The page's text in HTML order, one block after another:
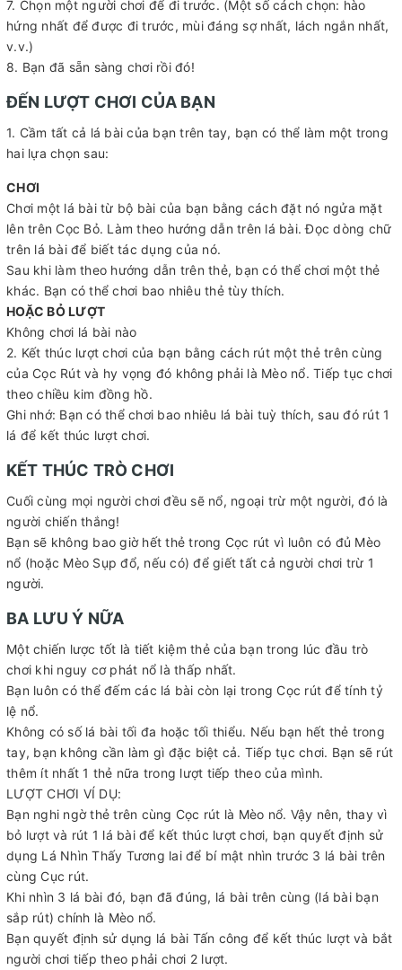
7. Chọn một người chơi để đi trước. (Một số cách chọn: hào
hứng nhất để được đi trước, mùi đáng sợ nhất, lách ngắn nhất,
v.v.)
8. Bạn đã sẵn sàng chơi rồi đó!
ĐẾN LƯỢT CHƠI CỦA BẠN
1. Cầm tất cả lá bài của bạn trên tay, bạn có thể làm một trong
hai lựa chọn sau:
CHƠI
Chơi một lá bài từ bộ bài của bạn bằng cách đặt nó ngửa mặt
lên trên Cọc Bỏ. Làm theo hướng dẫn trên lá bài. Đọc dòng chữ
trên lá bài để biết tác dụng của nó.
Sau khi làm theo hướng dẫn trên thẻ, bạn có thể chơi một thẻ
khác. Bạn có thể chơi bao nhiêu thẻ tùy thích.
HOẶC BỎ LƯỢT
Không chơi lá bài nào
2. Kết thúc lượt chơi của bạn bằng cách rút một thẻ trên cùng
của Cọc Rút và hy vọng đó không phải là Mèo nổ. Tiếp tục chơi
theo chiều kim đồng hồ.
Ghi nhớ: Bạn có thể chơi bao nhiêu lá bài tuỳ thích, sau đó rút 1
lá để kết thúc lượt chơi.
KẾT THÚC TRÒ CHƠI
Cuối cùng mọi người chơi đều sẽ nổ, ngoại trừ một người, đó là
người chiến thắng!
Bạn sẽ không bao giờ hết thẻ trong Cọc rút vì luôn có đủ Mèo
nổ (hoặc Mèo Sụp đổ, nếu có) để giết tất cả người chơi trừ 1
người.
BA LƯU Ý NỮA
Một chiến lược tốt là tiết kiệm thẻ của bạn trong lúc đầu trò
chơi khi nguy cơ phát nổ là thấp nhất.
Bạn luôn có thể đếm các lá bài còn lại trong Cọc rút để tính tỷ
lệ nổ.
Không có số lá bài tối đa hoặc tối thiểu. Nếu bạn hết thẻ trong
tay, bạn không cần làm gì đặc biệt cả. Tiếp tục chơi. Bạn sẽ rút
thêm ít nhất 1 thẻ nữa trong lượt tiếp theo của mình.
LƯỢT CHƠI VÍ DỤ:
Bạn nghi ngờ thẻ trên cùng Cọc rút là Mèo nổ. Vậy nên, thay vì
bỏ lượt và rút 1 lá bài để kết thúc lượt chơi, bạn quyết định sử
dụng Lá Nhìn Thấy Tương lai để bí mật nhìn trước 3 lá bài trên
cùng Cục rút.
Khi nhìn 3 lá bài đó, bạn đã đúng, lá bài trên cùng (lá bài bạn
sắp rút) chính là Mèo nổ.
Bạn quyết định sử dụng lá bài Tấn công để kết thúc lượt và bắt
người chơi tiếp theo phải chơi 2 lượt.